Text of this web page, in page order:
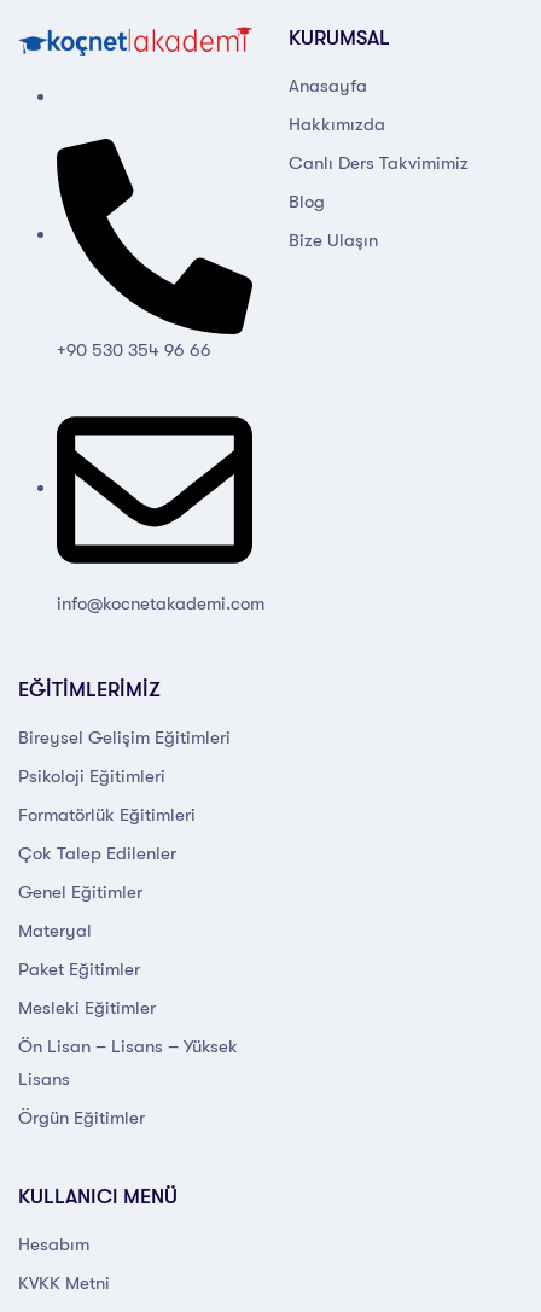
+90 530 354 96 66
info@kocnetakademi.com
KURUMSAL
Anasayfa
Hakkımızda
Canlı Ders Takvimimiz
Blog
Bize Ulaşın
EĞİTİMLERİMİZ
Bireysel Gelişim Eğitimleri
Psikoloji Eğitimleri
Formatörlük Eğitimleri
Çok Talep Edilenler
Genel Eğitimler
Materyal
Paket Eğitimler
Mesleki Eğitimler
Ön Lisan – Lisans – Yüksek
Lisans
Örgün Eğitimler
KULLANICI MENÜ
Hesabım
KVKK Metni